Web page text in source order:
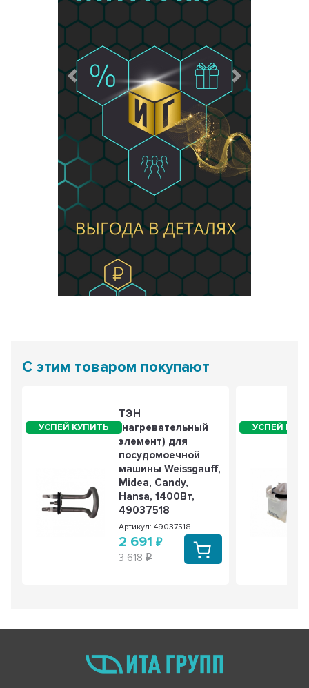
Предыдущий Следующий
С этим товаром покупают
ТЭН
(нагревательный
элемент) для
посудомоечной
машины Weissgauff,
Midea, Candy,
Hansa, 1400Вт,
49037518
Артикул: 49037518
2 691
3 618